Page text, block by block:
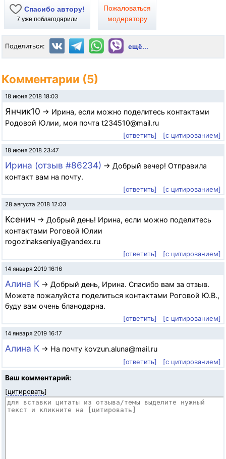
Спасибо автору!
7 уже поблагодарили
Пожаловаться
модератору
Поделиться: ещё...
Комментарии (5)
18 июня 2018 18:03
Янчик10 → Ирина, если можно поделитесь контактами
Родовой Юлии, моя почта t234510@mail.ru
[ответить] [с цитированием]
18 июня 2018 23:47
Ирина (отзыв #86234) → Добрый вечер! Отправила
контакт вам на почту.
[ответить] [с цитированием]
28 августа 2018 12:03
Ксенич → Добрый день! Ирина, если можно поделитесь
контактами Роговой Юлии
rogozinakseniya@yandex.ru
[ответить] [с цитированием]
14 января 2019 16:16
Алина К → Добрый день, Ирина. Спасибо вам за отзыв.
Можете пожалуйста поделиться контактами Роговой Ю.В.,
буду вам очень бланодарна.
[ответить] [с цитированием]
14 января 2019 16:17
Алина К → На почту kovzun.aluna@mail.ru
[ответить]
[с цитированием]
Ваш комментарий:
[цитировать]